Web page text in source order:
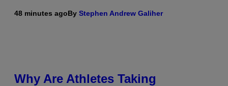
48 minutes agoBy Stephen Andrew Galiher
Why Are Athletes Taking